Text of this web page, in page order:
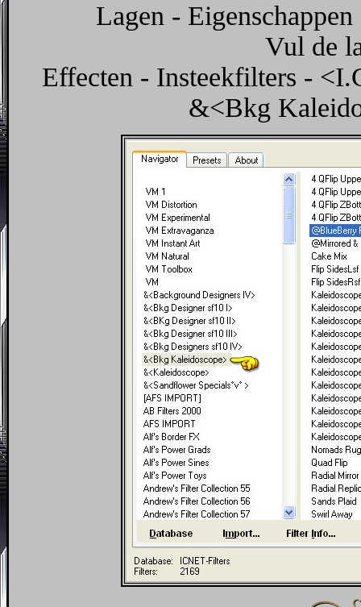
Lagen -
Vul de
Effecten - Insteekfilters -
&<Bkg